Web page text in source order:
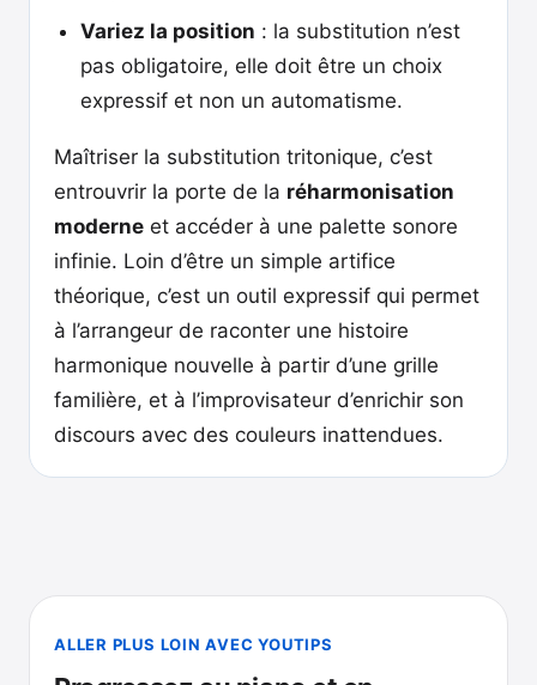
Variez la position : la substitution n’est
pas obligatoire, elle doit être un choix
expressif et non un automatisme.
Maîtriser la substitution tritonique, c’est
entrouvrir la porte de la réharmonisation
moderne et accéder à une palette sonore
infinie. Loin d’être un simple artifice
théorique, c’est un outil expressif qui permet
à l’arrangeur de raconter une histoire
harmonique nouvelle à partir d’une grille
familière, et à l’improvisateur d’enrichir son
discours avec des couleurs inattendues.
ALLER PLUS LOIN AVEC YOUTIPS